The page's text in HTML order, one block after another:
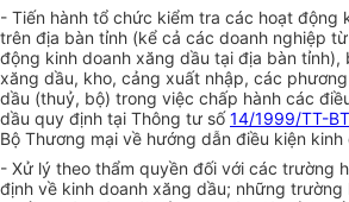
- Tiến hành tổ chức kiểm tra các hoạt động
trên địa bàn tỉnh (kể cả các doanh nghiệp
động kinh doanh xăng dầu tại địa bàn tỉnh),
xăng dầu, kho, cảng xuất nhập, các
dầu (thuỷ, bộ) trong việc chấp hành các
dầu quy định tại Thông tư số14/1999/TT-
Bộ Thương mại về hướng dẫn điều kiện
- Xử lý theo thẩm quyền đối với các trường
định về kinh doanh xăng dầu; những